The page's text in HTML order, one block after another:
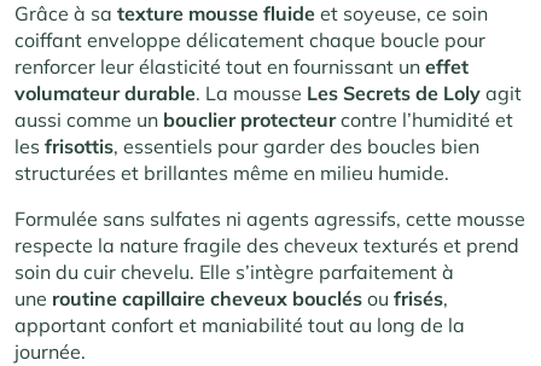
Grâce à sa texture mousse fluide et soyeuse, ce soin
coiffant enveloppe délicatement chaque boucle pour
renforcer leur élasticité tout en fournissant un effet
volumateur durable. La mousse Les Secrets de Loly agit
aussi comme un bouclier protecteurcontre l’humidité et
les frisottis, essentiels pour garder des boucles bien
structurées et brillantes même en milieu humide.
Formulée sans sulfates ni agents agressifs, cette mousse
respecte la nature fragile des cheveux texturés et prend
soin du cuir chevelu. Elle s’intègre parfaitement à
une routine capillaire cheveux bouclés ou frisés,
apportant confort et maniabilité tout au long de la
journée.